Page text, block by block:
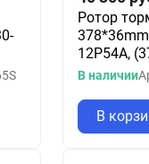
Ротор
12P54A,
В наличии
В